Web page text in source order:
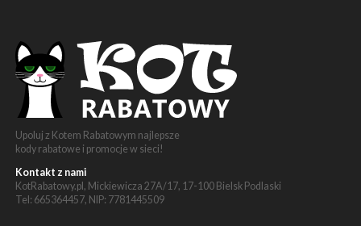
Upoluj z Kotem Rabatowym najlepsze
kody rabatowe i promocje w sieci!
Kontakt z nami
KotRabatowy.pl, Mickiewicza 27A/17, 17-100 Bielsk Podlaski
Tel: 665364457, NIP: 7781445509